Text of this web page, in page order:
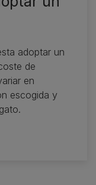
adoptar un
de
en
escogida y